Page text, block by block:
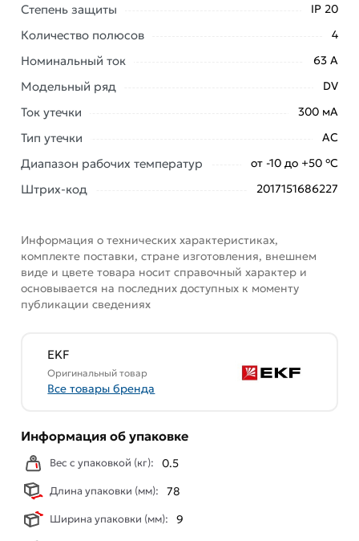
онлайн заказа рекомендуем ознакомиться с
описанием, характеристиками и отзывами.
Данний товар от производителя
сертифицирован,
соответствует всем стандартам качества. Возврат
купленного товарa в течение 7 дней (наличие чека
обязательно).
Степень защиты IP 20
Количество полюсов 4
Номинальный ток 63 А
Модельный ряд DV
Ток утечки 300 мА
Тип утечки АС
Диапазон рабочих температур от -10 до +50 °С
Штрих-код 2017151686227
Информация о технических характеристиках,
комплекте поставки, стране изготовления, внешнем
виде и цвете товара носит справочный характер и
основывается на последних доступных к моменту
публикации сведениях
EKF
Оригинальный товар
Все товары бренда
Информация об упаковке
Вес с упаковкой (кг): 0.5
Длина упаковки (мм): 78
Ширина упаковки (мм): 9